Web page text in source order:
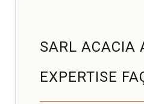
SARL ACACIA
EXPERTISE